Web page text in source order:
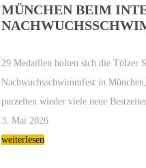
MÜNCHEN BEIM
29 Medaillen holten sich die Tölzer
Nachwuchsschwimmfest in
purzelten wieder viele neue
3. Mai 2026
weiterlesen